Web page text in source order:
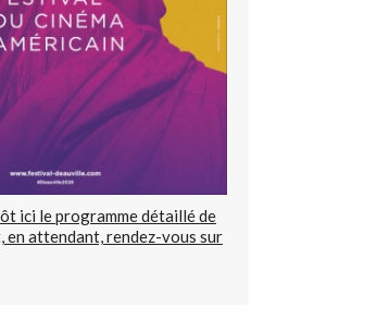
ici le programme détaillé de
en attendant, rendez-vous sur